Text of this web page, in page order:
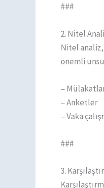
###
2. Nitel
Nitel
önemli
–
– Anketler
– Vaka
###
3.